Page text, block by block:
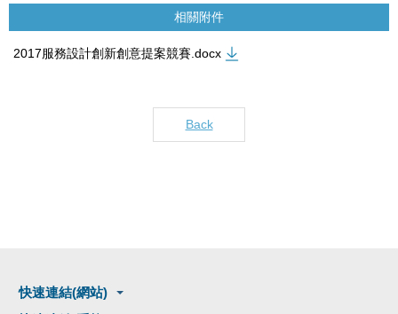
相關附件
2017服務設計創新創意提案競賽.docx
Back
快速連結(網站)